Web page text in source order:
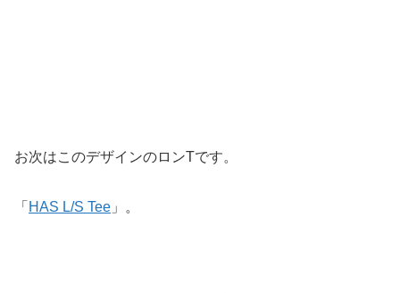
お次はこのデザインのロンTです。
「 HAS L/S Tee 」。